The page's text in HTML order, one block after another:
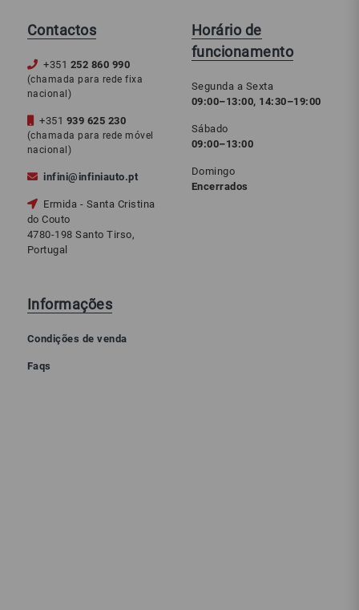
Contactos
+351 252 860 990
(chamada para rede fixa
nacional)
+351 939 625 230
(chamada para rede móvel
nacional)
infini@infiniauto.pt
Ermida - Santa Cristina
do Couto
4780-198 Santo Tirso,
Portugal
Horário de
funcionamento
Segunda a Sexta
09:00–13:00, 14:30–19:00
Sábado
09:00–13:00
Domingo
Encerrados
Informações
Condições de venda
Faqs